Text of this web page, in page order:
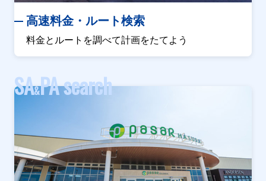
高速料金・ルート検索
料金とルートを調べて計画をたてよう
SA&PA search